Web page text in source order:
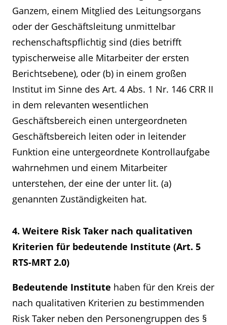
Ganzem, einem Mitglied des Leitungsorgans
oder der Geschäftsleitung unmittelbar
rechenschaftspflichtig sind (dies betrifft
typischerweise alle Mitarbeiter der ersten
Berichtsebene), oder (b) in einem großen
Institut im Sinne des Art. 4 Abs. 1 Nr. 146 CRR II
in dem relevanten wesentlichen
Geschäftsbereich einen untergeordneten
Geschäftsbereich leiten oder in leitender
Funktion eine untergeordnete Kontrollaufgabe
wahrnehmen und einem Mitarbeiter
unterstehen, der eine der unter lit. (a)
genannten Zuständigkeiten hat.
4. Weitere Risk Taker nach qualitativen
Kriterien für bedeutende Institute (Art. 5
RTS-MRT 2.0)
Bedeutende Institute haben für den Kreis der
nach qualitativen Kriterien zu bestimmenden
Risk Taker neben den Personengruppen des §